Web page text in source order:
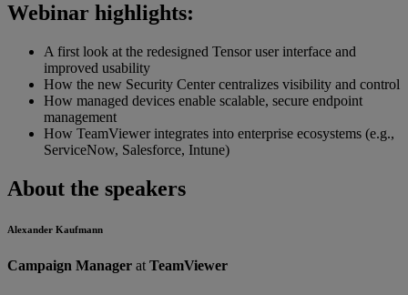
Webinar highlights:
A first look at the redesigned Tensor user interface and
improved usability
How the new Security Center centralizes visibility and control
How managed devices enable scalable, secure endpoint
management
How TeamViewer integrates into enterprise ecosystems (e.g.,
ServiceNow, Salesforce, Intune)
About the speakers
Alexander Kaufmann
Campaign Manager at TeamViewer